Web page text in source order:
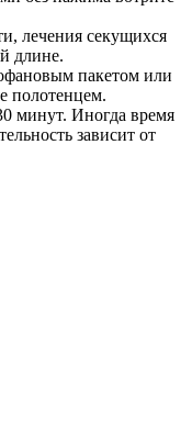
лечения секущихся
длине.
пакетом или
полотенцем.
минут. Иногда время
зависит от